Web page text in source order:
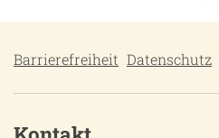
Barrierefreiheit Datenschutz